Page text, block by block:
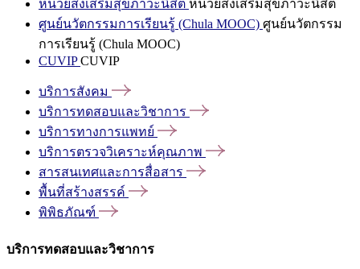
หน่วยส่งเสริมสุขภาวะนิสิต หน่วยส่งเสริมสุขภาวะนิสิต
ศูนย์นวัตกรรมการเรียนรู้ (Chula MOOC) ศูนย์นวัตกรรม
การเรียนรู้ (Chula MOOC)
CUVIPCUVIP
บริการสังคม
บริการทดสอบและวิชาการ
บริการทางการแพทย์
บริการตรวจวิเคราะห์คุณภาพ
สารสนเทศและการสื่อสาร
พื้นที่สร้างสรรค์
พิพิธภัณฑ์
บริการทดสอบและวิชาการ